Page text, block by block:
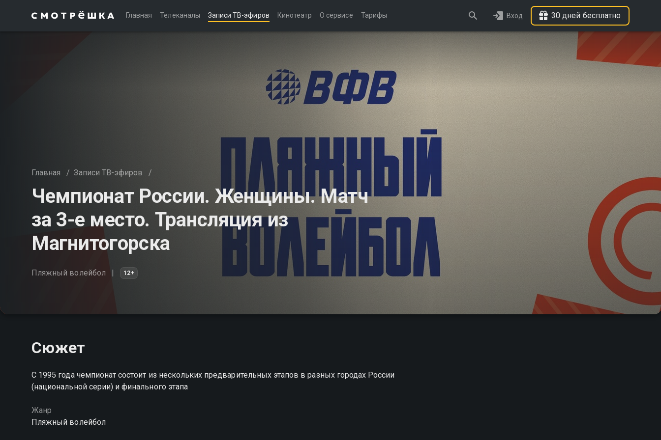
Главная Телеканалы Записи ТВ-эфиров Кинотеатр О сервисе Тарифы Вход 30 дней бесплатно
Главная / Записи ТВ-эфиров /
Чемпионат России. Женщины. Матч
за 3-е место. Трансляция из
Магнитогорска
Пляжный волейбол 12+
Сюжет
С 1995 года чемпионат состоит из нескольких предварительных этапов в разных городах России
(национальной серии) и финального этапа
Жанр
Пляжный волейбол